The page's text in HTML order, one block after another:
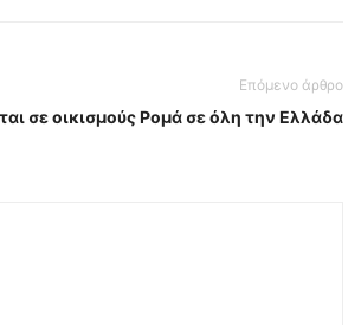
Επόμενο άρθρο
σε οικισμούς Ρομά σε όλη την Ελλάδα